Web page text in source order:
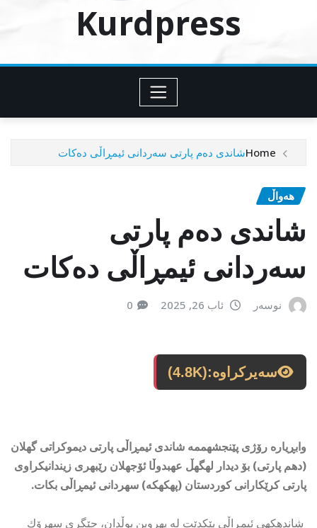
Kurdpress
Homeشاندی ده‌م پارتی سه‌ردانی‌ ئیمڕاڵی ده‌كات
هەواڵ
شاندی ده‌م پارتی
سه‌ردانی‌ ئیمڕاڵی ده‌كات
نوسەر ئاب 26, 2025 0
سەیرکراوە:(4.8K)
وابڕیاره رۆژی پێنجشهممه شاندی ئیمڕاڵی پارتی دیموكراتی گهلان
(دهم پارتی) بۆ دیدار لهگهڵ عهبدوڵا ئۆجهلان رێبهری زیندانیكراوی
پارتی كرێكارانی كوردستان (پهكهكه) سهردانی ئیمڕاڵی بكات.
شاندهكهی ئیمڕاڵی پێكدێت له پهروین بوڵدان، جێگری سهرۆك